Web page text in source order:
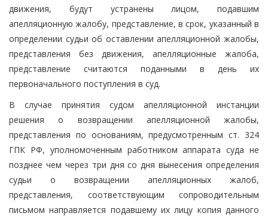
движения, будут устранены лицом, подавшим
апелляционную жалобу, представление, в срок, указанный в
определении судьи об оставлении апелляционной жалобы,
представления без движения, апелляционные жалоба,
представление считаются поданными в день их
первоначального поступления в суд.
В случае принятия судом апелляционной инстанции
решения о возвращении апелляционной жалобы,
представления по основаниям, предусмотренным ст. 324
ГПК РФ, уполномоченным работником аппарата суда не
позднее чем через три дня со дня вынесения определения
судьи о возвращении апелляционных жалоб,
представления, соответствующим сопроводительным
письмом направляется подавшему их лицу копия данного